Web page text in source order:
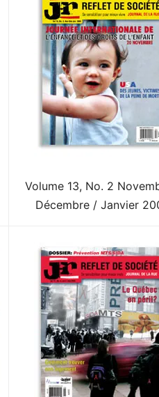
Volume 13, No. 2
Décembre / Janvier